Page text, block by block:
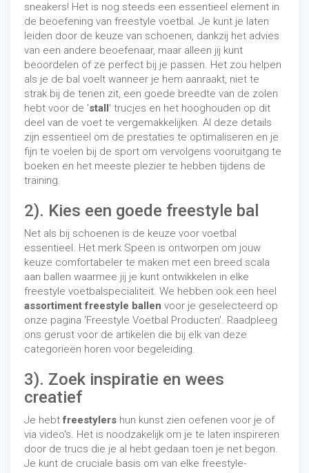
sneakers! Het is nog steeds een essentieel element in
de beoefening van freestyle voetbal. Je kunt je laten
leiden door de keuze van schoenen, dankzij het advies
van een andere beoefenaar, maar alleen jij kunt
beoordelen of ze perfect bij je passen. Het zou helpen
als je de bal voelt wanneer je hem aanraakt, niet te
strak bij de tenen zit, een goede breedte van de zolen
hebt voor de 'stall' trucjes en het hooghouden op dit
deel van de voet te vergemakkelijken. Al deze details
zijn essentieel om de prestaties te optimaliseren en je
fijn te voelen bij de sport om vervolgens vooruitgang te
boeken en het meeste plezier te hebben tijdens de
training.
2). Kies een goede freestyle bal
Net als bij schoenen is de keuze voor voetbal
essentieel. Het merk Speen is ontworpen om jouw
keuze comfortabeler te maken met een breed scala
aan ballen waarmee jij je kunt ontwikkelen in elke
freestyle voetbalspecialiteit. We hebben ook een heel
assortiment freestyle ballen voor je geselecteerd op
onze pagina 'Freestyle Voetbal Producten'. Raadpleeg
ons gerust voor de artikelen die bij elk van deze
categorieën horen voor begeleiding.
3). Zoek inspiratie en wees
creatief
Je hebtfreestylers hun kunst zien oefenen voor je of
via video's. Het is noodzakelijk om je te laten inspireren
door de trucs die je al hebt gedaan toen je net begon.
Je kunt de cruciale basis om van elke freestyle-